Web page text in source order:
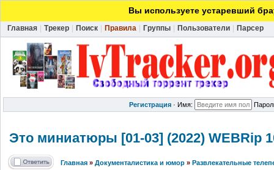
Вы используете устаревший
Главная Трекер Поиск Правила Группы Пользователи Парсер
Регистрация · Имя:
Это миниатюры [01-03] (2022) WEBRip
Главная » Документалистика и юмор » Развлекательные